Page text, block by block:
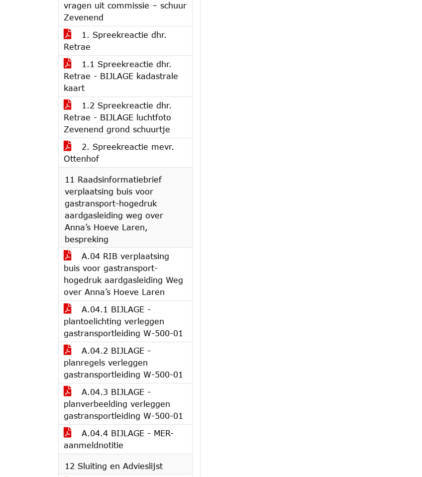
vragen uit commissie – schuur
Zevenend
1. Spreekreactie dhr.
Retrae
1.1 Spreekreactie dhr.
Retrae - BIJLAGE kadastrale
kaart
1.2 Spreekreactie dhr.
Retrae - BIJLAGE luchtfoto
Zevenend grond schuurtje
2. Spreekreactie mevr.
Ottenhof
11 Raadsinformatiebrief
verplaatsing buis voor
gastransport-hogedruk
aardgasleiding weg over
Anna’s Hoeve Laren,
bespreking
A.04 RIB verplaatsing
buis voor gastransport-
hogedruk aardgasleiding Weg
over Anna’s Hoeve Laren
A.04.1 BIJLAGE -
plantoelichting verleggen
gastransportleiding W-500-01
A.04.2 BIJLAGE -
planregels verleggen
gastransportleiding W-500-01
A.04.3 BIJLAGE -
planverbeelding verleggen
gastransportleiding W-500-01
A.04.4 BIJLAGE - MER-
aanmeldnotitie
12 Sluiting en Advieslijst